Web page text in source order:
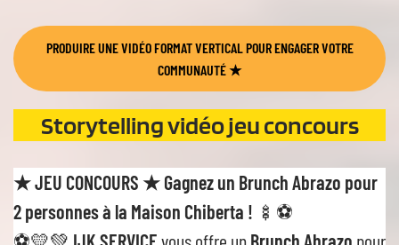
PRODUIRE UNE VIDÉO FORMAT VERTICAL POUR ENGAGER VOTRE
COMMUNAUTÉ★
Storytelling vidéo jeu concours
★ JEU CONCOURS ★ Gagnez un Brunch Abrazo pour
2 personnes à la Maison Chiberta ! 🍢⚽️
⚽️💛💚 IJK SERVICEvous offre unBrunch Abrazo pour